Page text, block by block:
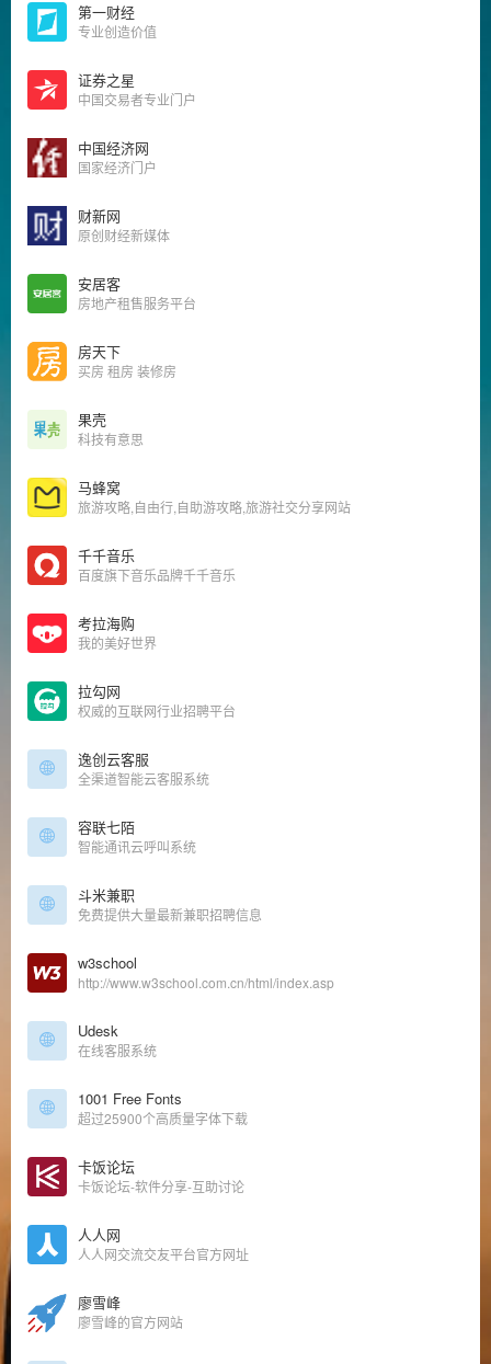
第一财经
专业创造价值
证券之星
中国交易者专业门户
中国经济网
国家经济门户
财新网
原创财经新媒体
安居客
房地产租售服务平台
房天下
买房 租房 装修房
果壳
科技有意思
马蜂窝
旅游攻略,自由行,自助游攻略,旅游社交分享网站
千千音乐
百度旗下音乐品牌千千音乐
考拉海购
我的美好世界
拉勾网
权威的互联网行业招聘平台
逸创云客服
全渠道智能云客服系统
容联七陌
智能通讯云呼叫系统
斗米兼职
免费提供大量最新兼职招聘信息
w3school
http://www.w3school.com.cn/html/index.asp
Udesk
在线客服系统
1001 Free Fonts
超过25900个高质量字体下载
卡饭论坛
卡饭论坛-软件分享-互助讨论
人人网
人人网交流交友平台官方网址
廖雪峰
廖雪峰的官方网站